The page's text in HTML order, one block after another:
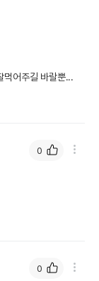
먹어주길 바랄뿐...
0
0